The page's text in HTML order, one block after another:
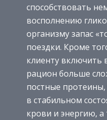
способствовать
восполнению
организму запас
поездки. Кроме
клиенту включить
рацион больше
постные
в стабильном
крови и энергию, а